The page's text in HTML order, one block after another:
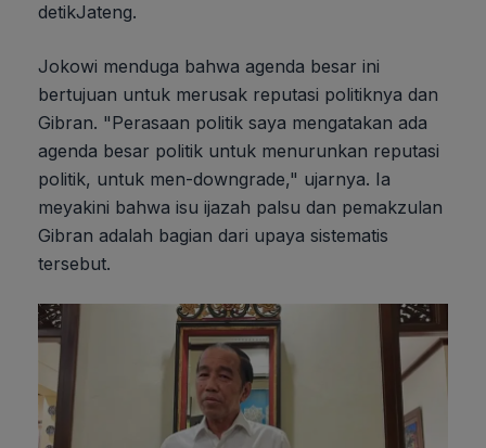
detikJateng.
Jokowi menduga bahwa agenda besar ini
bertujuan untuk merusak reputasi politiknya dan
Gibran. "Perasaan politik saya mengatakan ada
agenda besar politik untuk menurunkan reputasi
politik, untuk men-downgrade," ujarnya. Ia
meyakini bahwa isu ijazah palsu dan pemakzulan
Gibran adalah bagian dari upaya sistematis
tersebut.